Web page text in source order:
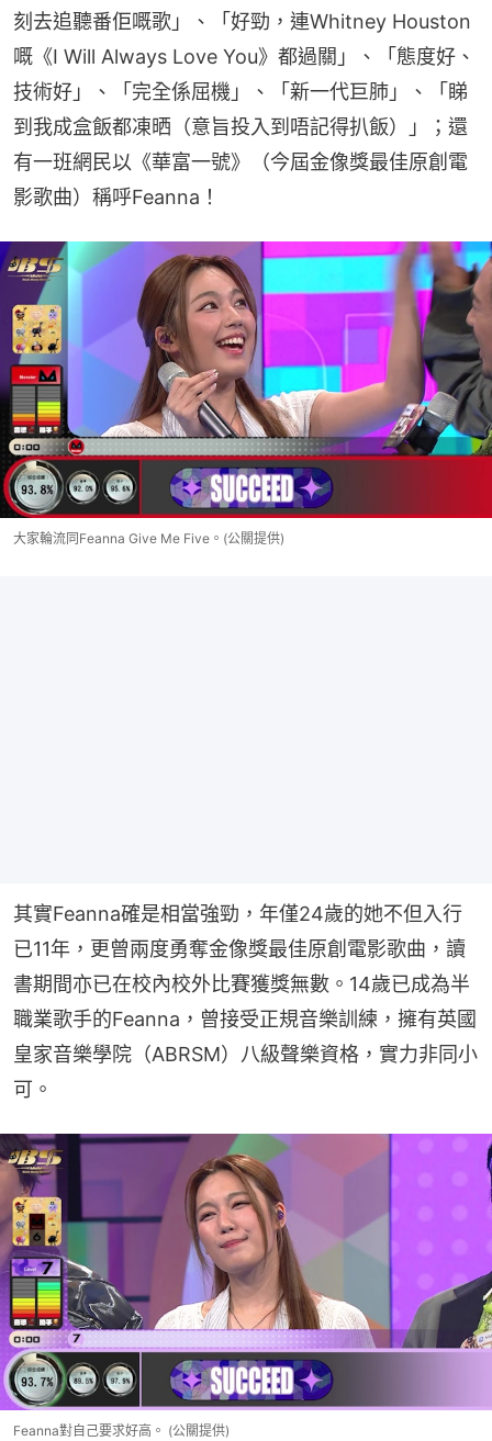
刻去追聽番佢嘅歌」、「好勁，連Whitney Houston
嘅《I Will Always Love You》都過關」、「態度好、
技術好」、「完全係屈機」、「新一代巨肺」、「睇
到我成盒飯都凍晒（意旨投入到唔記得扒飯）」；還
有一班網民以《華富一號》（今屆金像獎最佳原創電
影歌曲）稱呼Feanna！
大家輪流同Feanna Give Me Five。(公關提供)
其實Feanna確是相當強勁，年僅24歲的她不但入行
已11年，更曾兩度勇奪金像獎最佳原創電影歌曲，讀
書期間亦已在校內校外比賽獲獎無數。14歲已成為半
職業歌手的Feanna，曾接受正規音樂訓練，擁有英國
皇家音樂學院（ABRSM）八級聲樂資格，實力非同小
可。
Feanna對自己要求好高。 (公關提供)